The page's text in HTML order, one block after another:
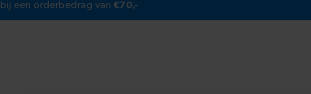
bij een orderbedrag van €70,-